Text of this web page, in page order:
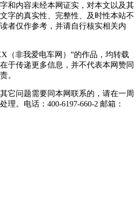
和内容未经本网证实，对本文以及其
字的真实性、完整性、及时性本站不
者仅作参考，并请自行核实相关内
（非我爱电车网）”的作品，均转载
于传递更多信息，并不代表本网赞同
。
它问题需要同本网联系的，请在一周
理。电话：400-6197-660-2 邮箱：